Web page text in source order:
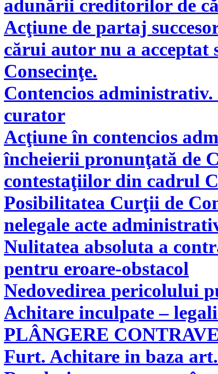
adunării creditorilor de
Acţiune de partaj
cărui autor nu a acceptat
Consecinţe.
Contencios
curator
Acţiune în contencios
încheierii pronunţată de
contestaţiilor din cadrul
Posibilitatea Curţii de
nelegale acte
Nulitatea absoluta a
pentru eroare-obstacol
Nedovedirea pericolului
Achitare inculpate –
PLÂNGERE
Furt. Achitare in baza